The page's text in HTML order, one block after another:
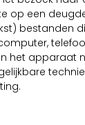
op een
bestanden
het apparaat